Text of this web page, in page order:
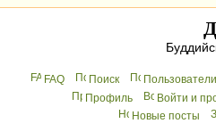
FAQ Поиск Пользователи
Профиль
Войти и
Новые посты